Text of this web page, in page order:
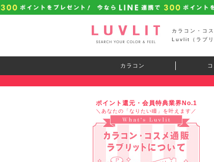
カラコン・コ
Luvlit（ラブリ
カラコン
ポイント還元・会員特典業界No.1
＼あなたの「なりたい瞳」を叶えます／